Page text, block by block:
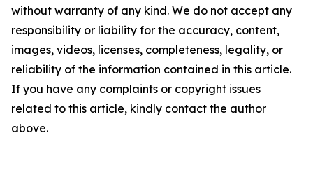
without warranty of any kind. We do not accept any
responsibility or liability for the accuracy, content,
images, videos, licenses, completeness, legality, or
reliability of the information contained in this article.
If you have any complaints or copyright issues
related to this article, kindly contact the author
above.